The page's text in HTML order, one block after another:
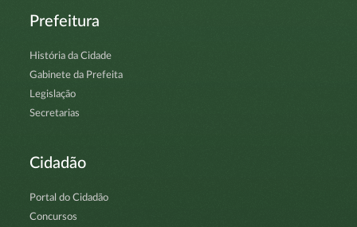
Prefeitura
História da Cidade
Gabinete da Prefeita
Legislação
Secretarias
Cidadão
Portal do Cidadão
Concursos